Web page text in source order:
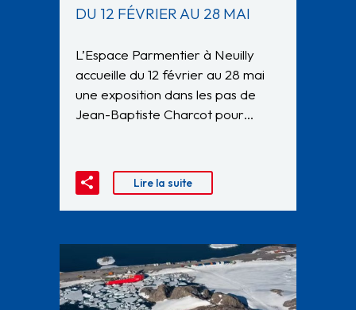
DU 12 FÉVRIER AU 28 MAI
L’Espace Parmentier à Neuilly
accueille du 12 février au 28 mai
une exposition dans les pas de
Jean-Baptiste Charcot pour…
Lire la suite